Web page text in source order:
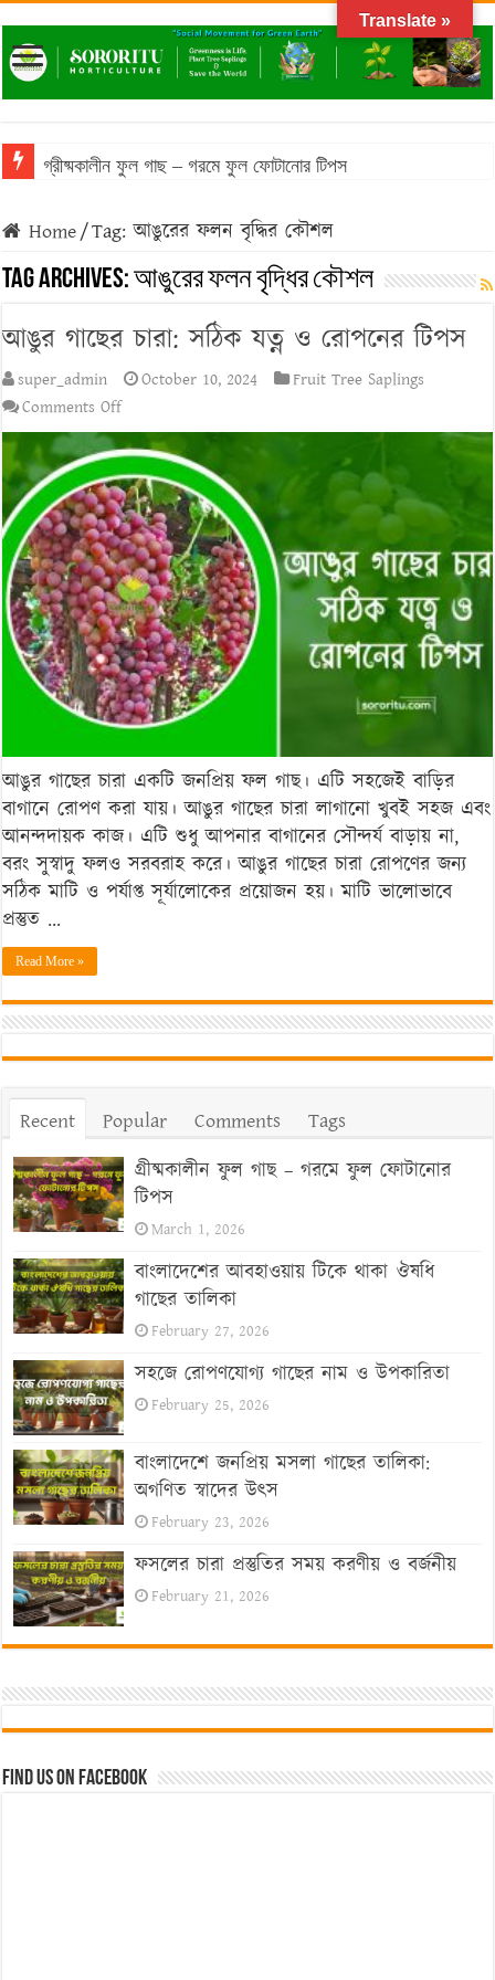
গ্রীষ্মকালীন ফুল গাছ – গরমে ফুল ফোটানোর টিপস
Home/Tag:আঙুরের ফলন বৃদ্ধির কৌশল
Tag Archives:আঙুরের ফলন বৃদ্ধির কৌশল
আঙুর গাছের চারা: সঠিক যত্ন ও রোপনের টিপস
super_admin October 10, 2024
Fruit Tree Saplings
Comments Offon
আঙুর
গাছের
চারা:
সঠিক
যত্ন
ও
রোপনের
টিপস
আঙুর গাছের চারা একটি জনপ্রিয় ফল গাছ। এটি সহজেই বাড়ির
বাগানে রোপণ করা যায়। আঙুর গাছের চারা লাগানো খুবই সহজ এবং
আনন্দদায়ক কাজ। এটি শুধু আপনার বাগানের সৌন্দর্য বাড়ায় না,
বরং সুস্বাদু ফলও সরবরাহ করে। আঙুর গাছের চারা রোপণের জন্য
সঠিক মাটি ও পর্যাপ্ত সূর্যালোকের প্রয়োজন হয়। মাটি ভালোভাবে
প্রস্তুত …
Read More »
Recent Popular Comments
Tags
গ্রীষ্মকালীন ফুল গাছ – গরমে ফুল ফোটানোর
টিপস
March 1, 2026
বাংলাদেশের আবহাওয়ায় টিকে থাকা ঔষধি
গাছের তালিকা
February 27, 2026
সহজে রোপণযোগ্য গাছের নাম ও উপকারিতা
February 25, 2026
বাংলাদেশে জনপ্রিয় মসলা গাছের তালিকা:
অগণিত স্বাদের উৎস
February 23, 2026
ফসলের চারা প্রস্তুতির সময় করণীয় ও বর্জনীয়
February 21, 2026
Find us on Facebook
Translate »